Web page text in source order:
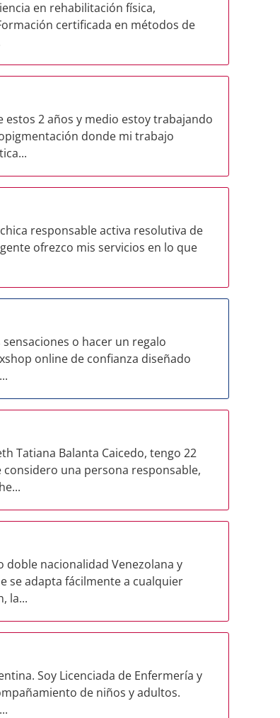
en rehabilitación física,
certificada en métodos de
2 años y medio estoy trabajando
donde mi trabajo
responsable activa resolutiva de
ofrezco mis servicios en lo que
o hacer un regalo
online de confianza diseñado
Tatiana Balanta Caicedo, tengo 22
una persona responsable,
doble nacionalidad Venezolana y
se adapta fácilmente a cualquier
la...
Soy Licenciada de Enfermería y
de niños y adultos.